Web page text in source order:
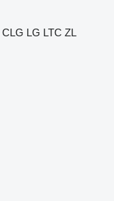
CLG LG LTC ZL